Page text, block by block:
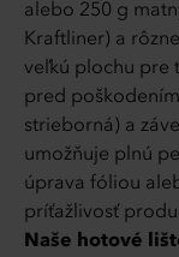
alebo 250 g
Kraftliner) a
veľkú plochu pre
pred
strieborná) a
umožňuje plnú
úprava fóliou
príťažlivosť
Naše hotové